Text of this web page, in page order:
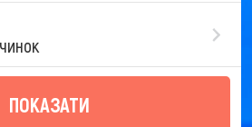
ПОКАЗАТИ